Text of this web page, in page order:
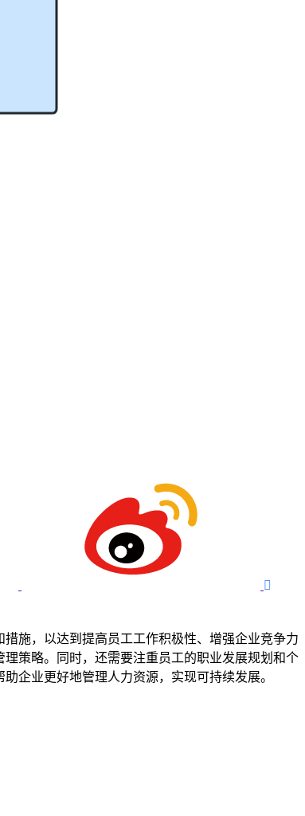

施，以达到提高员工工作积极性、增强企业竞争力
策略。同时，还需要注重员工的职业发展规划和个
企业更好地管理人力资源，实现可持续发展。